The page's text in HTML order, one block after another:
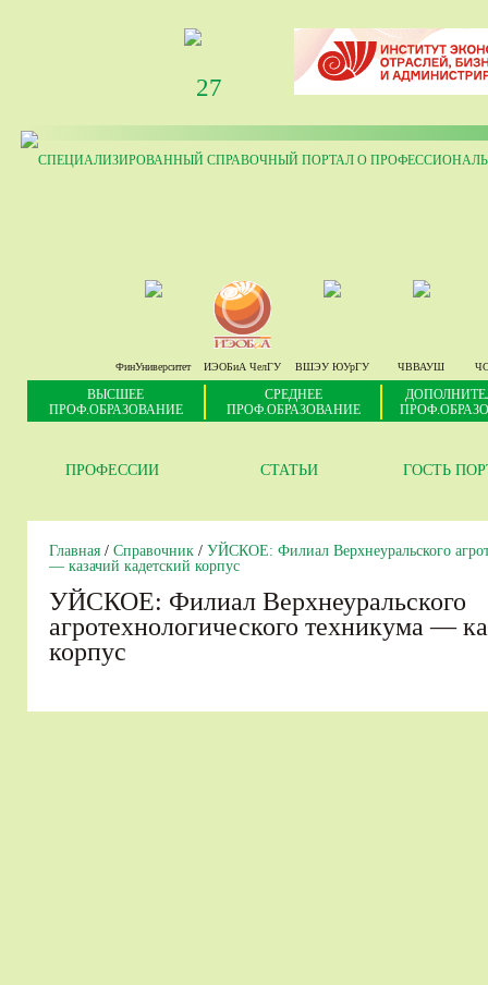
27
СПЕЦИАЛИЗИРОВАННЫЙ СПРАВОЧНЫЙ ПОРТАЛ О
ФинУниверситет ИЭОБиА ЧелГУ ВШЭУ ЮУрГУ ЧВВАУШ
ВЫСШЕЕ
ПРОФ.ОБРАЗОВАНИЕ
СРЕДНЕЕ
ПРОФ.ОБРАЗОВАНИЕ
ПРОФЕССИИ СТАТЬИ ГОСТЬ
Главная / Справочник / УЙСКОЕ: Филиал Верхнеуральского
— казачий кадетский корпус
УЙСКОЕ: Филиал Верхнеуральского
агротехнологического техникума —
корпус